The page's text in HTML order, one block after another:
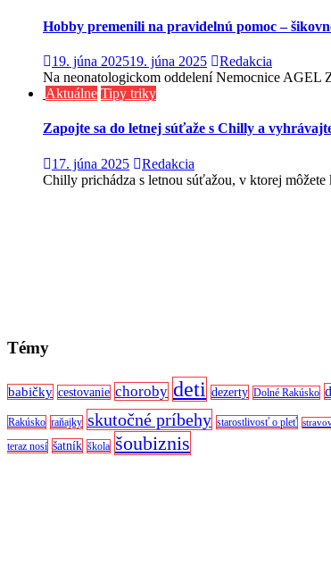
Hobby premenili na pravidelnú pomoc –
19. júna 202519. júna 2025
Redakcia
Na neonatologickom oddelení Nemocnice AGEL
Aktuálne Tipy triky
Zapojte sa do letnej súťaže s Chilly a
17. júna 2025
Redakcia
Chilly prichádza s letnou súťažou, v ktorej
Témy
babičky cestovanie choroby deti dezerty Dolné Rakúsko
Rakúsko raňajky skutočné príbehy starostlivosť o pleť
teraz nosí šatník škola šoubiznis